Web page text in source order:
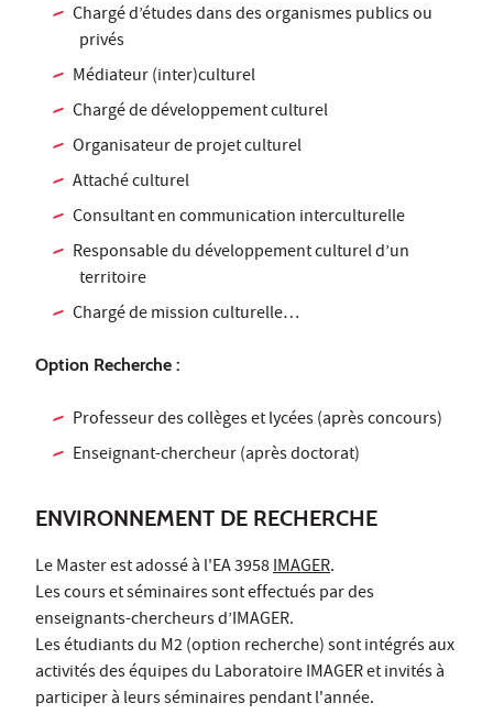
Chargé d’études dans des organismes publics ou
privés
Médiateur (inter)culturel
Chargé de développement culturel
Organisateur de projet culturel
Attaché culturel
Consultant en communication interculturelle
Responsable du développement culturel d’un
territoire
Chargé de mission culturelle…
Option Recherche :
Professeur des collèges et lycées (après concours)
Enseignant-chercheur (après doctorat)
ENVIRONNEMENT DE RECHERCHE
Le Master est adossé à l'EA 3958IMAGER.
Les cours et séminaires sont effectués par des
enseignants-chercheurs d’IMAGER.
Les étudiants du M2 (option recherche) sont intégrés aux
activités des équipes du Laboratoire IMAGER et invités à
participer à leurs séminaires pendant l'année.